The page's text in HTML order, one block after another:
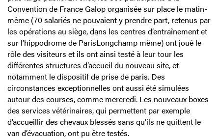
Convention de France Galop organisée sur place le matin-
même (70 salariés ne pouvaient y prendre part, retenus par
les opérations au siège, dans les centres d’entraînement et
sur l’hippodrome de ParisLongchamp même) ont joué le
rôle des visiteurs et ils ont ainsi testé à leur tour les
différentes structures d’accueil du nouveau site, et
notamment le dispositif de prise de paris. Des
circonstances exceptionnelles ont aussi été simulées
autour des courses, comme mercredi. Les nouveaux boxes
des services vétérinaires, qui permettent par exemple
d’accueillir des chevaux blessés sans qu’ils ne quittent le
van d’évacuation, ont pu être testés.